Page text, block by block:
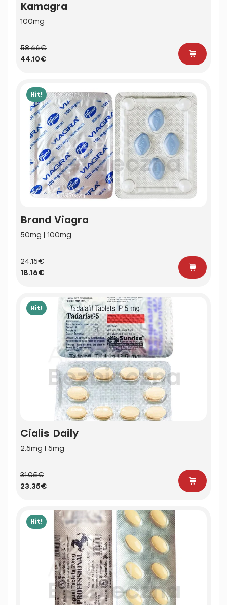
Kamagra
100mg
58.66€
44.10€
Hit!
Brand Viagra
50mg | 100mg
24.15€
18.16€
Hit!
Cialis Daily
2.5mg | 5mg
31.05€
23.35€
Hit!